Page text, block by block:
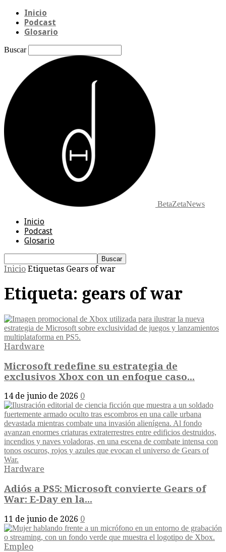
Inicio
Podcast
Glosario
Buscar
BetaZetaNews
Inicio
Podcast
Glosario
Inicio Etiquetas Gears of war
Etiqueta: gears of war
Hardware
Microsoft redefine su estrategia de
exclusivos Xbox con un enfoque caso...
14 de junio de 2026 0
Hardware
Adiós a PS5: Microsoft convierte Gears of
War: E-Day en la...
11 de junio de 2026 0
Empleo